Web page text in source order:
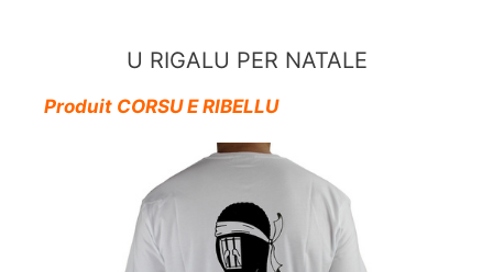
U RIGALU PER NATALE
Produit CORSU E RIBELLU